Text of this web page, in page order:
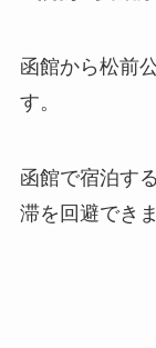
函館から松前
す。
函館で宿泊す
滞を回避でき